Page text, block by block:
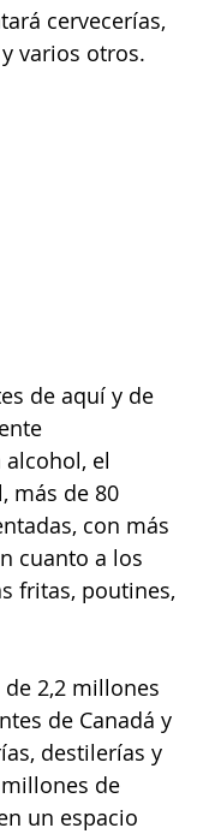
cervecerías,
varios otros.
de aquí y de
el
más de 80
con más
cuanto a los
fritas, poutines,
2,2 millones
de Canadá y
destilerías y
de
un espacio